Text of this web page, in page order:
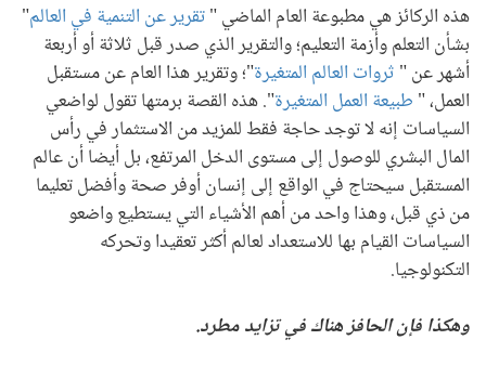
هذه الركائز هي مطبوعة العام الماضي "تقرير عن التنمية في العالم"
بشأن التعلم وأزمة التعليم؛ والتقرير الذي صدر قبل ثلاثة أو أربعة
أشهر عن " ثروات العالم المتغيرة"؛ وتقرير هذا العام عن مستقبل
العمل، " طبيعة العمل المتغيرة". هذه القصة برمتها تقول لواضعي
السياسات إنه لا توجد حاجة فقط للمزيد من الاستثمار في رأس
المال البشري للوصول إلى مستوى الدخل المرتفع، بل أيضا أن عالم
المستقبل سيحتاج في الواقع إلى إنسان أوفر صحة وأفضل تعليما
من ذي قبل، وهذا واحد من أهم الأشياء التي يستطيع واضعو
السياسات القيام بها للاستعداد لعالم أكثر تعقيدا وتحركه
التكنولوجيا.
وهكذا فإن الحافز هناك في تزايد مطرد.